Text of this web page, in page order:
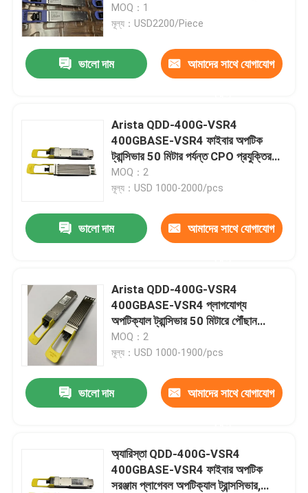
বাড়ি
আমাদের সম্পর্কে
মান নিয়ন্ত্রণ
যোগাযোগ করুন
খবর
এনভিডিয়া এআই পণ্য
100G QSFP28 মডিউল
কোর ক্ষমতা 40G ডেটা রেট 1310nm
MOQ：1
মূল্য：USD2200/Piece
ভালো দাম আমাদের সাথে যোগাযোগ
Arista QDD-400G-VSR4
400GBASE-VSR4 ফাইবার অপটিক
ট্রান্সিভার 50 মিটার পর্যন্ত CPO প্রযুক্তির
সাথে ভবিষ্যতের প্লাগযোগ্য অপটিক ট্রান্সিভার
MOQ：2
মূল্য：USD 1000-2000/pcs
ভালো দাম আমাদের সাথে যোগাযোগ
Arista QDD-400G-VSR4
400GBASE-VSR4 প্লাগযোগ্য
অপটিক্যাল ট্রান্সিভার 50 মিটারে পৌঁছান
ভবিষ্যতের প্রযুক্তি ফাইবার অপটিক্স সরঞ্জাম
MOQ：2
মূল্য：USD 1000-1900/pcs
ভালো দাম আমাদের সাথে যোগাযোগ
অ্যারিস্তা QDD-400G-VSR4
400GBASE-VSR4 ফাইবার অপটিক
সরঞ্জাম প্লাগেবল অপটিক্যাল ট্রান্সসিভার,